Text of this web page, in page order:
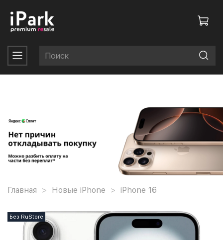
Главная Новые iPhone iPhone 16
Без RuStore